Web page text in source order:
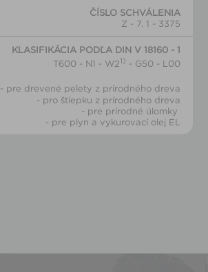
ČÍSLO SCHVÁLENIA
Z - 7. 1 - 3375
KLASIFIKÁCIA PODĽA DIN V 18160 - 1
T600 - N1 - W21) - G50 - L00
- pre drevené pelety z prírodného dreva
- pro štiepku z prírodného dreva
- pre prírodné úlomky
- pre plyn a vykurovací olej EL